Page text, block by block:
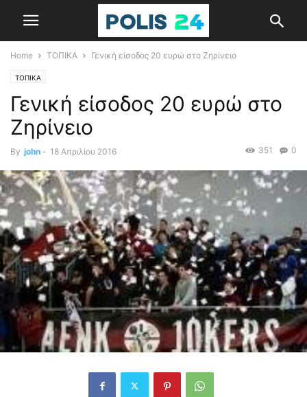
Home ΤΟΠΙΚΑ Γενική είσοδος 20 ευρώ στο Ζηρίνειο
ΤΟΠΙΚΑ
Γενική είσοδος 20 ευρώ στο
Ζηρίνειο
By john - 18 Απριλίου 2016 0
351